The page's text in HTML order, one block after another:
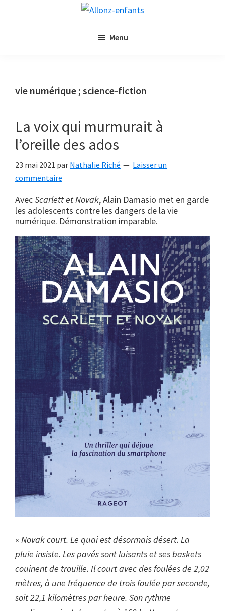
de
Riché
Menu
vie numérique ; science-fiction
La voix qui murmurait à
l’oreille des ados
23 mai 2021 par Nathalie Riché
Laisser un
commentaire
AvecScarlett et Novak, Alain Damasio met en garde
les adolescents contre les dangers de la vie
numérique. Démonstration imparable.
« Novak court. Le quai est désormais désert. La
pluie insiste. Les pavés sont luisants et ses baskets
couinent de trouille. Il court avec des foulées de 2,02
mètres, à une fréquence de trois foulée par seconde,
soit 22,1 kilomètres par heure. Son rythme